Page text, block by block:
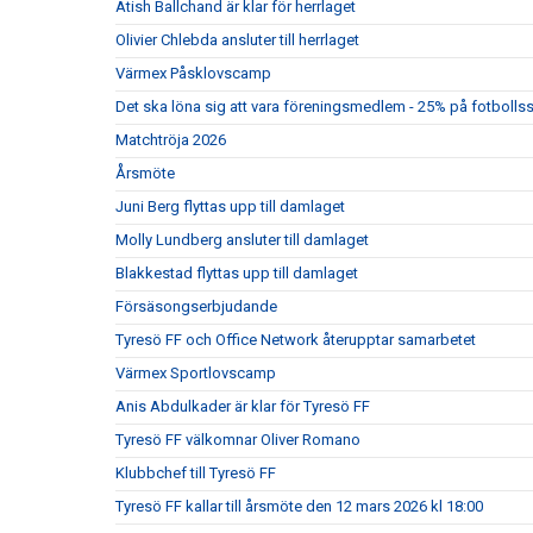
Atish Ballchand är klar för herrlaget
Olivier Chlebda ansluter till herrlaget
Värmex Påsklovscamp
Det ska löna sig att vara föreningsmedlem - 25% på
Matchtröja 2026
Årsmöte
Juni Berg flyttas upp till damlaget
Molly Lundberg ansluter till damlaget
Blakkestad flyttas upp till damlaget
Försäsongserbjudande
Tyresö FF och Office Network återupptar samarbetet
Värmex Sportlovscamp
Anis Abdulkader är klar för Tyresö FF
Tyresö FF välkomnar Oliver Romano
Klubbchef till Tyresö FF
Tyresö FF kallar till årsmöte den 12 mars 2026 kl 18:00